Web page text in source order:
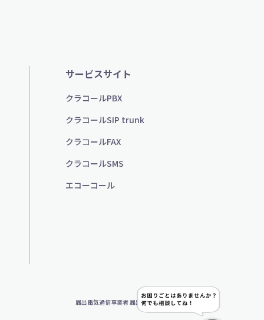
サービスサイト
クラコールPBX
クラコールSIP trunk
クラコールFAX
クラコールSMS
エコーコール
届出電気通信事業者 届出番号：A-25-13494